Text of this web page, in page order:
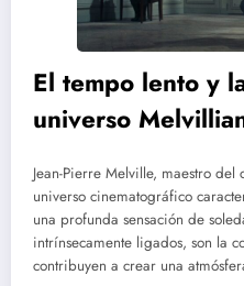
El tempo lento y
universo
Jean-Pierre Melville, maestro
universo cinematográfico
una profunda sensación de
intrínsecamente ligados, son la
contribuyen a crear una